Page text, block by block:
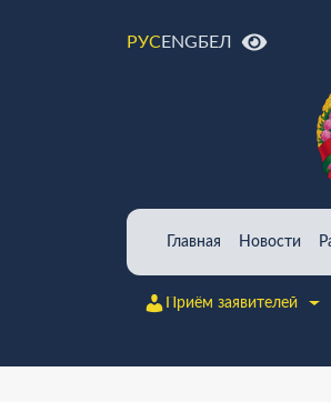
РУСENGБЕЛ
Главная Новости
Приём заявителей